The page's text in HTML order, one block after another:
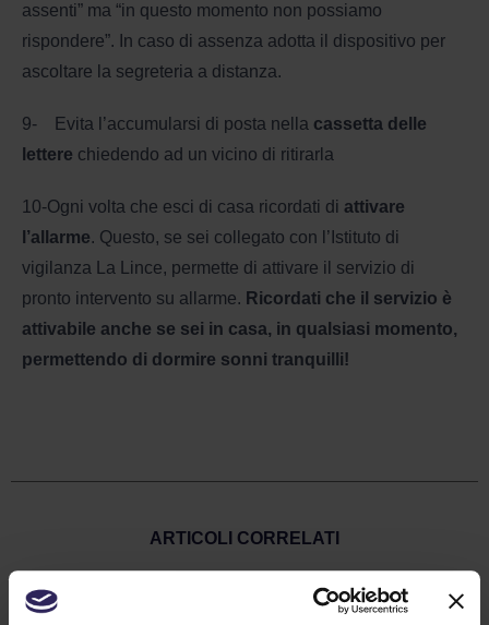
assenti” ma “in questo momento non possiamo
rispondere”. In caso di assenza adotta il dispositivo per
ascoltare la segreteria a distanza.
9- Evita l’accumularsi di posta nella cassetta delle
lettere chiedendo ad un vicino di ritirarla
10-Ogni volta che esci di casa ricordati di attivare
l’allarme. Questo, se sei collegato con l’Istituto di
vigilanza La Lince, permette di attivare il servizio di
pronto intervento su allarme. Ricordati che il servizio è
attivabile anche se sei in casa, in qualsiasi momento,
permettendo di dormire sonni tranquilli!
ARTICOLI CORRELATI